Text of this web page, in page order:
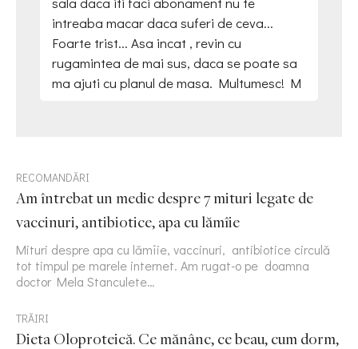
intreaba macar daca suferi de ceva...
Foarte trist... Asa incat , revin cu
rugamintea de mai sus, daca se poate sa
ma ajuti cu planul de masa. Multumesc! M
RECOMANDĂRI
Am întrebat un medic despre 7 mituri legate de
vaccinuri, antibiotice, apa cu lămîie
Mituri despre apa cu lămîie, vaccinuri, antibiotice circulă
tot timpul pe marele internet. Am rugat-o pe doamna
doctor Mela Stanculete…
TRĂIRI
Dieta Oloproteică. Ce mănânc, ce beau, cum dorm,